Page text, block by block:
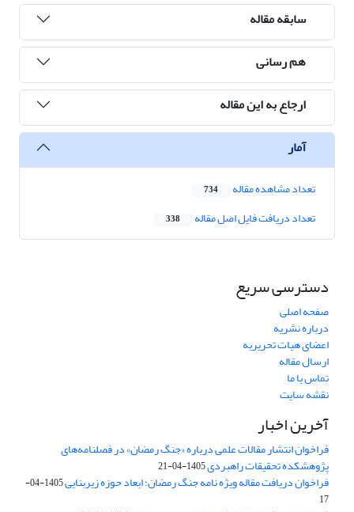
سابقه مقاله
هم رسانی
ارجاع به این مقاله
آمار
تعداد مشاهده مقاله 734
تعداد دریافت فایل اصل مقاله 338
دسترسی سریع
صفحه اصلی
درباره نشریه
اعضای هیات تحریریه
ارسال مقاله
تماس با ما
نقشه سایت
آخرین اخبار
فراخوان انتشار مقالات علمی درباره «جنگ رمضان» در فصلنامه‌های
پژوهشکده تحقیقات راهبردی1405-04-21
فراخوان دریافت مقاله ویژه نامه جنگ رمضان؛ ابعاد حوزه زیربنایی
1405-04-
17